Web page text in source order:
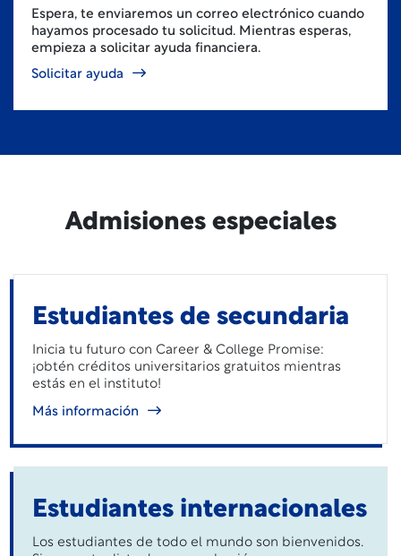
Espera, te enviaremos un correo electrónico cuando
hayamos procesado tu solicitud. Mientras esperas,
empieza a solicitar ayuda financiera.
Solicitar ayuda
Admisiones especiales
Estudiantes de secundaria
Inicia tu futuro con Career & College Promise:
¡obtén créditos universitarios gratuitos mientras
estás en el instituto!
Más información
Estudiantes internacionales
Los estudiantes de todo el mundo son bienvenidos.